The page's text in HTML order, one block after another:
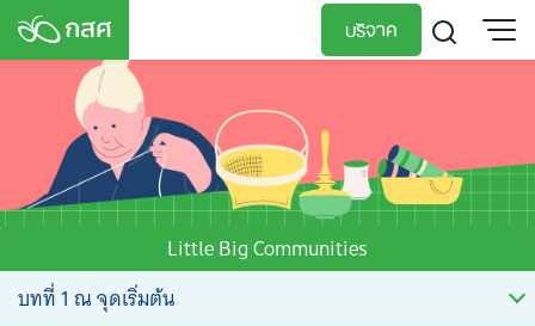
Skip
บริจาค
Little Big Communities